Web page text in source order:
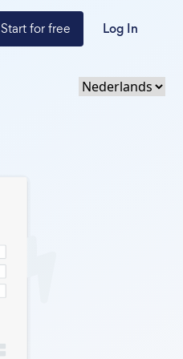
Start for free Log In